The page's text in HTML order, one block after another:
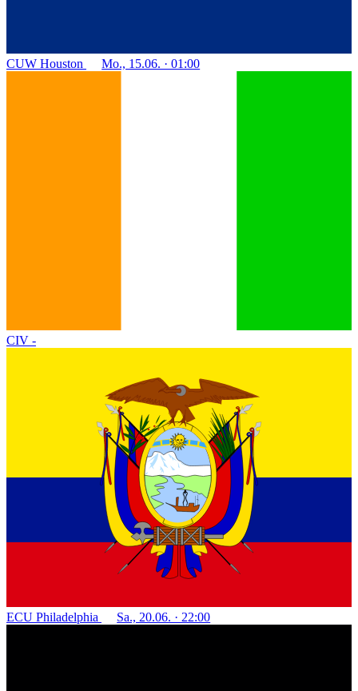
CUW Houston Mo., 15.06. · 01:00
CIV -
ECU Philadelphia Sa., 20.06. · 22:00